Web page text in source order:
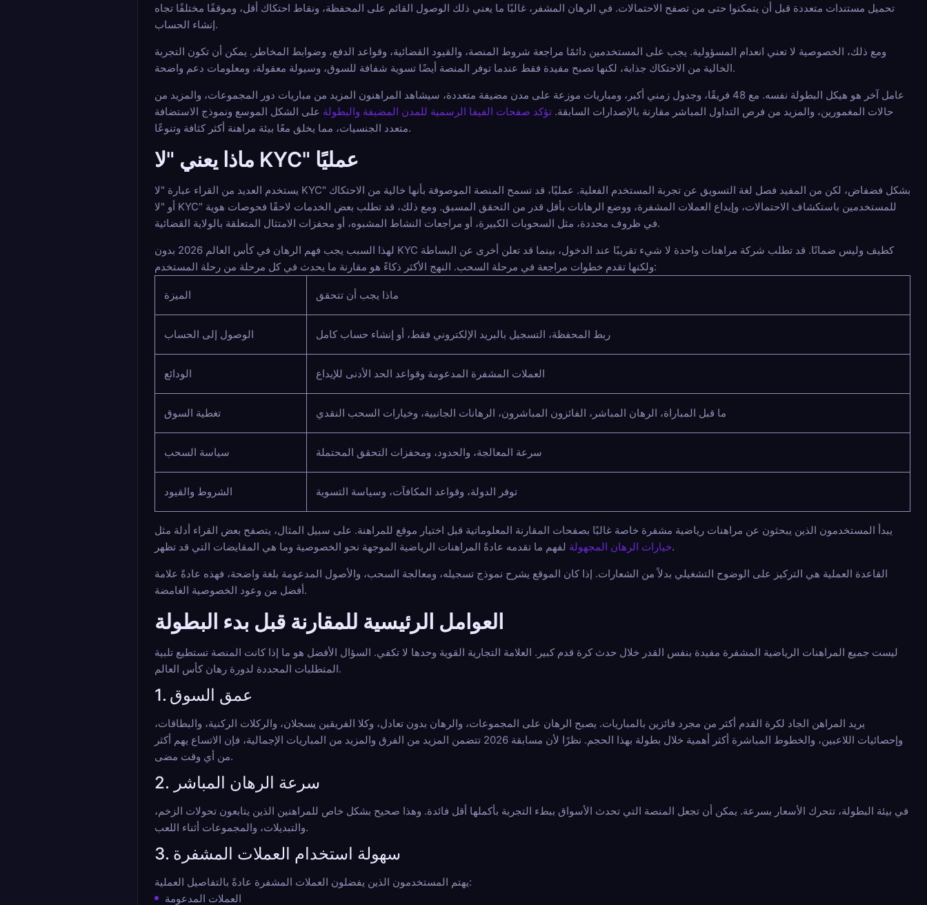
تحميل مستندات متعددة قبل أن يتمكنوا حتى من تصفح الاحتمالات. في الرهان المشفر، غالبًا ما يعني ذلك الوصول القائم على المحفظة، ونقاط احتكاك أقل، وموقفًا مختلفًا تجاه
إنشاء الحساب.
ومع ذلك، الخصوصية لا تعني انعدام المسؤولية. يجب على المستخدمين دائمًا مراجعة شروط المنصة، والقيود القضائية، وقواعد الدفع، وضوابط المخاطر. يمكن أن تكون التجربة
الخالية من الاحتكاك جذابة، لكنها تصبح مفيدة فقط عندما توفر المنصة أيضًا تسوية شفافة للسوق، وسيولة معقولة، ومعلومات دعم واضحة.
عامل آخر هو هيكل البطولة نفسه. مع 48 فريقًا، وجدول زمني أكبر، ومباريات موزعة على مدن مضيفة متعددة، سيشاهد المراهنون المزيد من مباريات دور المجموعات، والمزيد من
حالات المغمورين، والمزيد من فرص التداول المباشر مقارنة بالإصدارات السابقة. تؤكد صفحات الفيفا الرسمية للمدن المضيفة والبطولة على الشكل الموسع ونموذج الاستضافة
متعدد الجنسيات، مما يخلق معًا بيئة مراهنة أكثر كثافة وتنوعًا.
ماذا يعني "لا KYC" عمليًا
يستخدم العديد من القراء عبارة "لا KYC" بشكل فضفاض، لكن من المفيد فصل لغة التسويق عن تجربة المستخدم الفعلية. عمليًا، قد تسمح المنصة الموصوفة بأنها خالية من الاحتكاك
أو "لا KYC" للمستخدمين باستكشاف الاحتمالات، وإيداع العملات المشفرة، ووضع الرهانات بأقل قدر من التحقق المسبق. ومع ذلك، قد تطلب بعض الخدمات لاحقًا فحوصات هوية
في ظروف محددة، مثل السحوبات الكبيرة، أو مراجعات النشاط المشبوه، أو محفزات الامتثال المتعلقة بالولاية القضائية.
لهذا السبب يجب فهم الرهان في كأس العالم 2026 بدون KYC كطيف وليس ضمانًا. قد تطلب شركة مراهنات واحدة لا شيء تقريبًا عند الدخول، بينما قد تعلن أخرى عن البساطة
ولكنها تقدم خطوات مراجعة في مرحلة السحب. النهج الأكثر ذكاءً هو مقارنة ما يحدث في كل مرحلة من رحلة المستخدم:
الميزة ماذا يجب أن تتحقق
الوصول إلى الحساب ربط المحفظة، التسجيل بالبريد الإلكتروني فقط، أو إنشاء حساب كامل
الودائع العملات المشفرة المدعومة وقواعد الحد الأدنى للإيداع
تغطية السوق ما قبل المباراة، الرهان المباشر، الفائزون المباشرون، الرهانات الجانبية، وخيارات السحب النقدي
سياسة السحب سرعة المعالجة، والحدود، ومحفزات التحقق المحتملة
الشروط والقيود توفر الدولة، وقواعد المكافآت، وسياسة التسوية
يبدأ المستخدمون الذين يبحثون عن مراهنات رياضية مشفرة خاصة غالبًا بصفحات المقارنة المعلوماتية قبل اختيار موقع للمراهنة. على سبيل المثال، يتصفح بعض القراء أدلة مثل
خيارات الرهان المجهولةلفهم ما تقدمه عادةً المراهنات الرياضية الموجهة نحو الخصوصية وما هي المقايضات التي قد تظهر.
القاعدة العملية هي التركيز على الوضوح التشغيلي بدلاً من الشعارات. إذا كان الموقع يشرح نموذج تسجيله، ومعالجة السحب، والأصول المدعومة بلغة واضحة، فهذه عادةً علامة
أفضل من وعود الخصوصية الغامضة.
العوامل الرئيسية للمقارنة قبل بدء البطولة
ليست جميع المراهنات الرياضية المشفرة مفيدة بنفس القدر خلال حدث كرة قدم كبير. العلامة التجارية القوية وحدها لا تكفي. السؤال الأفضل هو ما إذا كانت المنصة تستطيع تلبية
المتطلبات المحددة لدورة رهان كأس العالم.
1. عمق السوق
يريد المراهن الجاد لكرة القدم أكثر من مجرد فائزين بالمباريات. يصبح الرهان على المجموعات، والرهان بدون تعادل، وكلا الفريقين يسجلان، والركلات الركنية، والبطاقات،
وإحصائيات اللاعبين، والخطوط المباشرة أكثر أهمية خلال بطولة بهذا الحجم. نظرًا لأن مسابقة 2026 تتضمن المزيد من الفرق والمزيد من المباريات الإجمالية، فإن الاتساع يهم أكثر
من أي وقت مضى.
2. سرعة الرهان المباشر
في بيئة البطولة، تتحرك الأسعار بسرعة. يمكن أن تجعل المنصة التي تحدث الأسواق ببطء التجربة بأكملها أقل فائدة. وهذا صحيح بشكل خاص للمراهنين الذين يتابعون تحولات الزخم،
والتبديلات، والمجموعات أثناء اللعب.
3. سهولة استخدام العملات المشفرة
يهتم المستخدمون الذين يفضلون العملات المشفرة عادةً بالتفاصيل العملية:
العملات المدعومة